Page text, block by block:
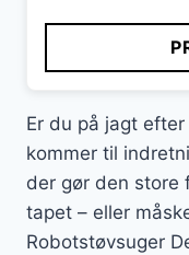
Er du på jagt
kommer til
der gør den store
tapet – eller
Robotstøvsuger